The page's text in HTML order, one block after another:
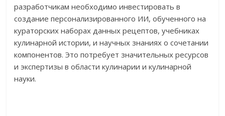
разработчикам необходимо инвестировать в
создание персонализированного ИИ, обученного на
кураторских наборах данных рецептов, учебниках
кулинарной истории, и научных знаниях о сочетании
компонентов. Это потребует значительных ресурсов
и экспертизы в области кулинарии и кулинарной
науки.